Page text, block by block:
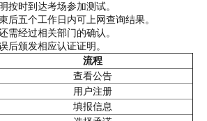
按时到达考场参加测试。
五个工作日内可上网查询结果。
经过相关部门的确认。
后颁发相应认证证明 。
流程
查看公告
用户注册
填报信息